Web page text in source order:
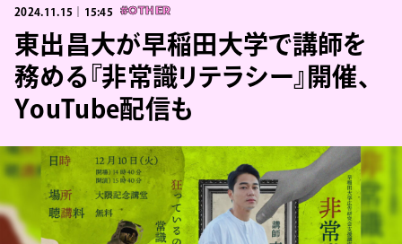
2024.11.15｜15:45 #OTHER
東出昌大が早稲田大学で講師を
務める『非常識リテラシー』開催、
YouTube配信も